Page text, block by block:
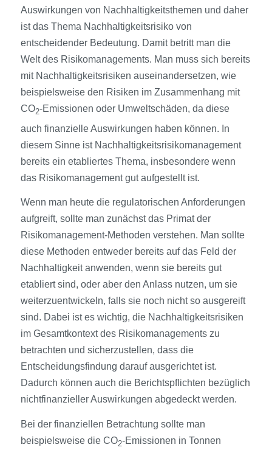
Auswirkungen von Nachhaltigkeitsthemen und daher
ist das Thema Nachhaltigkeitsrisiko von
entscheidender Bedeutung. Damit betritt man die
Welt des Risikomanagements. Man muss sich bereits
mit Nachhaltigkeitsrisiken auseinandersetzen, wie
beispielsweise den Risiken im Zusammenhang mit
CO2-Emissionen oder Umweltschäden, da diese
auch finanzielle Auswirkungen haben können. In
diesem Sinne ist Nachhaltigkeitsrisikomanagement
bereits ein etabliertes Thema, insbesondere wenn
das Risikomanagement gut aufgestellt ist.
Wenn man heute die regulatorischen Anforderungen
aufgreift, sollte man zunächst das Primat der
Risikomanagement-Methoden verstehen. Man sollte
diese Methoden entweder bereits auf das Feld der
Nachhaltigkeit anwenden, wenn sie bereits gut
etabliert sind, oder aber den Anlass nutzen, um sie
weiterzuentwickeln, falls sie noch nicht so ausgereift
sind. Dabei ist es wichtig, die Nachhaltigkeitsrisiken
im Gesamtkontext des Risikomanagements zu
betrachten und sicherzustellen, dass die
Entscheidungsfindung darauf ausgerichtet ist.
Dadurch können auch die Berichtspflichten bezüglich
nichtfinanzieller Auswirkungen abgedeckt werden.
Bei der finanziellen Betrachtung sollte man
beispielsweise die CO2-Emissionen in Tonnen